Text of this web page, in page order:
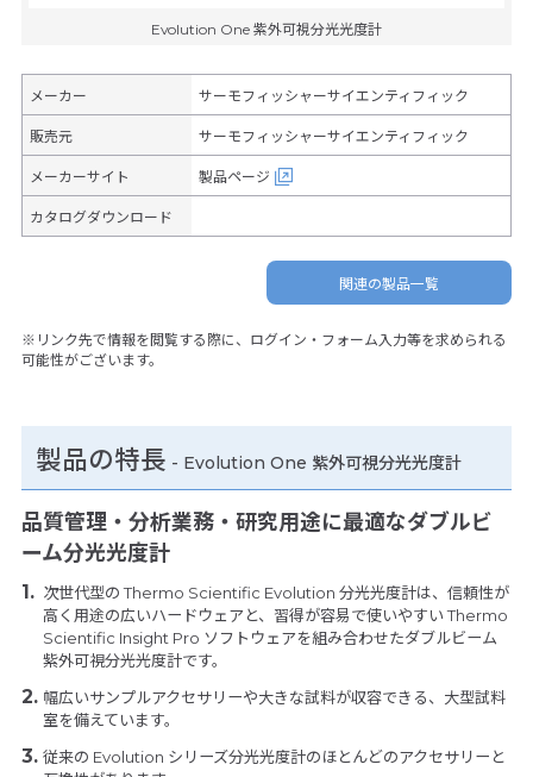
Evolution One 紫外可視分光光度計
メーカー サーモフィッシャーサイエンティフィック
販売元 サーモフィッシャーサイエンティフィック
メーカーサイト 製品ページ
カタログダウンロード
関連の製品一覧
※リンク先で情報を閲覧する際に、ログイン・フォーム入力等を求められる
可能性がございます。
製品の特長 - Evolution One 紫外可視分光光度計
品質管理・分析業務・研究用途に最適なダブルビ
ーム分光光度計
次世代型の Thermo Scientific Evolution 分光光度計は、信頼性が
高く用途の広いハードウェアと、習得が容易で使いやすい Thermo
Scientific Insight Pro ソフトウェアを組み合わせたダブルビーム
紫外可視分光光度計です。
幅広いサンプルアクセサリーや大きな試料が収容できる、大型試料
室を備えています。
従来の Evolution シリーズ分光光度計のほとんどのアクセサリーと